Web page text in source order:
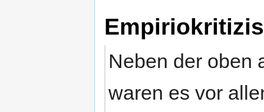
Neben der oben
waren es vor